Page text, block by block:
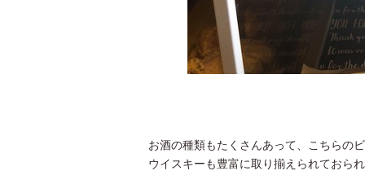
お酒の種類もたくさんあって、こちらのビ
ウイスキーも豊富に取り揃えられておられ